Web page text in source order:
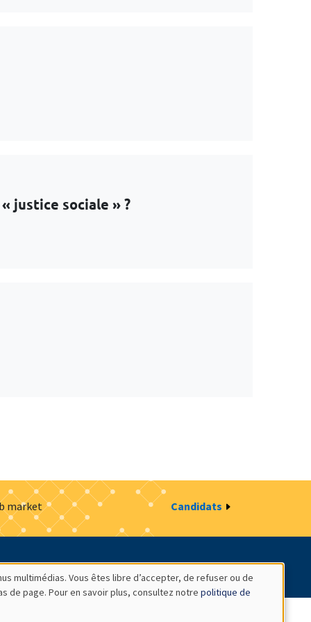
justice sociale » ?
market Candidats
des cookies Intranet
multimédias. Vous êtes libre d’accepter, de refuser ou de
de page. Pour en savoir plus, consultez notre politique de